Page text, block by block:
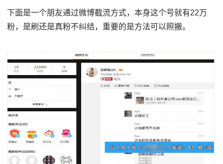
下面是一个朋友通过微博截流方式，本身这个号就有22万
粉，是刷还是真粉不纠结，重要的是方法可以照搬。